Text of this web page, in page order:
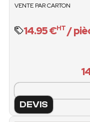
VENTE PAR CARTON
14.95 €HT /
DEVIS
14.95€